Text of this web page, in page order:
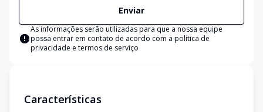
Enviar
As informações serão utilizadas para que a nossa equipe
possa entrar em contato de acordo com a política de
privacidade e termos de serviço
Características